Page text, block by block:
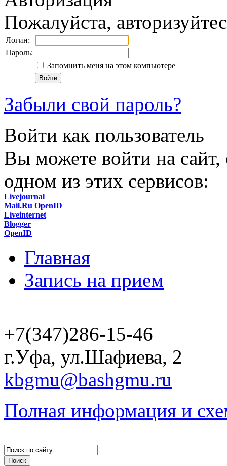
Пожалуйста,
Логин:
Пароль:
Запомнить меня на этом компьютере
Забыли свой пароль?
Войти как пользователь
Вы можете войти на сайт,
одном из этих сервисов:
Livejournal
Mail.Ru OpenID
Liveinternet
Blogger
OpenID
Главная
Запись на прием
+7(347)286-15-46
г.Уфа, ул.Шафиева, 2
kbgmu@bashgmu.ru
Полная информация и